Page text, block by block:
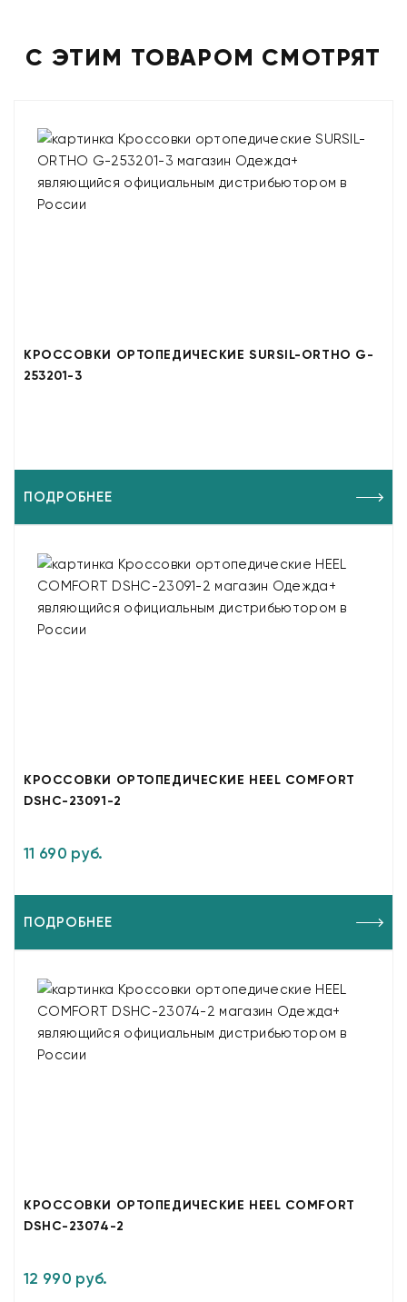
С ЭТИМ ТОВАРОМ СМОТРЯТ
КРОССОВКИ ОРТОПЕДИЧЕСКИЕ SURSIL-ORTHO G-
253201-3
ПОДРОБНЕЕ
КРОССОВКИ ОРТОПЕДИЧЕСКИЕ HEEL COMFORT
DSHC-23091-2
11 690 руб.
ПОДРОБНЕЕ
КРОССОВКИ ОРТОПЕДИЧЕСКИЕ HEEL COMFORT
DSHC-23074-2
12 990 руб.